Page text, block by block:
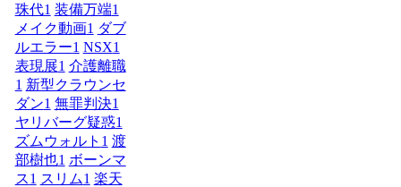
珠代1 装備万端1
メイク動画1 ダブ
ルエラー1 NSX1
表現展1 介護離職
1 新型クラウンセ
ダン1 無罪判決1
ヤリバーグ疑惑1
ズムウォルト 1 渡
部樹也1 ボーンマ
ス1 スリム1 楽天